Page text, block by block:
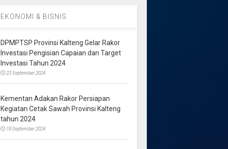
EKONOMI & BISNIS
DPMPTSP Provinsi Kalteng Gelar Rakor
Investasi Pengisian Capaian dan Target
Investasi Tahun 2024
23 September 2024
Kementan Adakan Rakor Persiapan
Kegiatan Cetak Sawah Provinsi Kalteng
tahun 2024
18 September 2024